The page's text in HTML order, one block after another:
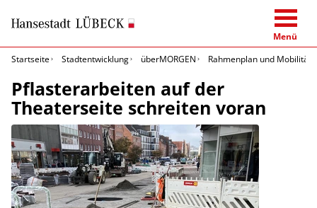
Menü
Startseite
Stadtentwicklung überMORGEN Rahmenplan und
Pflasterarbeiten auf der
Theaterseite schreiten voran